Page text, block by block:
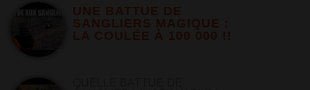
UNE BATTUE DE
SANGLIERS MAGIQUE :
LA COULÉE À 100 000 !!